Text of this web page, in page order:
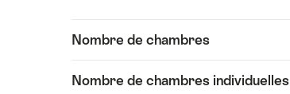
les
Nombre de chambres
Nombre de chambres individuelles